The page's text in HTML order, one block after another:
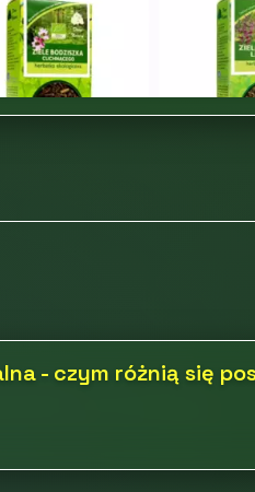
- czym różnią się